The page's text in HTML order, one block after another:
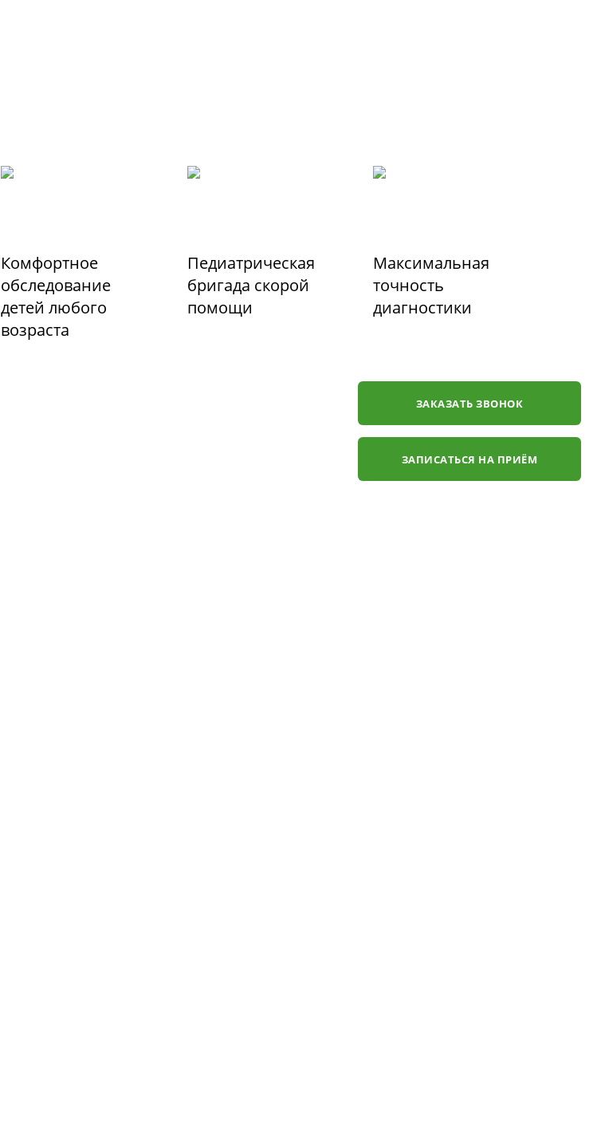
Комфортное
обследование
детей любого
возраста
Педиатрическая
бригада скорой
помощи
Максимальная
точность
диагностики
ЗАКАЗАТЬ ЗВОНОК
ЗАПИСАТЬСЯ НА ПРИЁМ